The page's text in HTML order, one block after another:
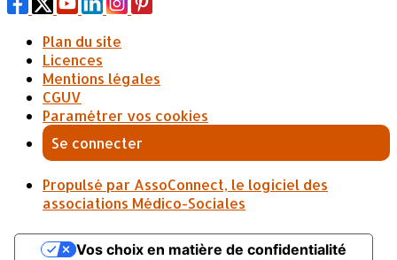
Plan du site
Licences
Mentions légales
CGUV
Paramétrer vos cookies
Se connecter
Propulsé par AssoConnect, le logiciel des
associations Médico-Sociales
Vos choix en matière de confidentialité